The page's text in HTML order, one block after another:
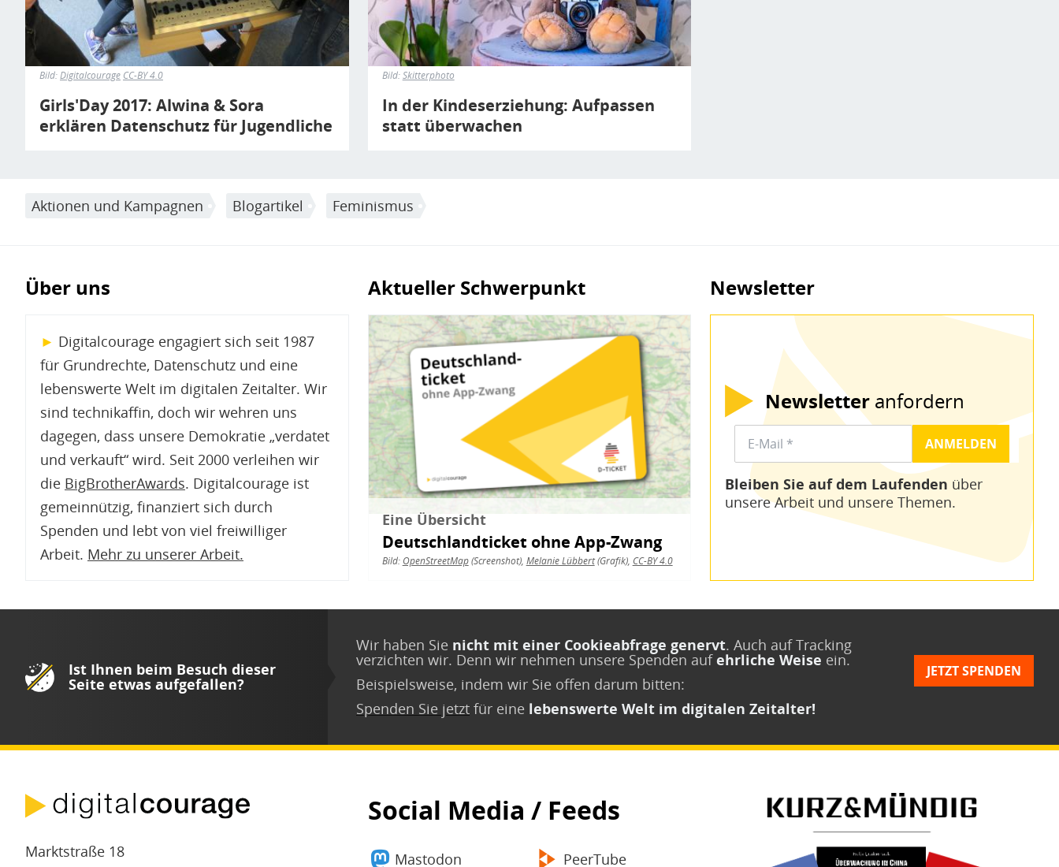
Bild:Digitalcourage CC-BY 4.0
Girls'Day 2017: Alwina & Sora
erklären Datenschutz für Jugendliche
Bild:Skitterphoto
In der Kindeserziehung: Aufpassen
statt überwachen
Aktionen und Kampagnen Blogartikel Feminismus
Über uns
► Digitalcourage engagiert sich seit 1987
für Grundrechte, Datenschutz und eine
lebenswerte Welt im digitalen Zeitalter. Wir
sind technikaffin, doch wir wehren uns
dagegen, dass unsere Demokratie „verdatet
und verkauft“ wird. Seit 2000 verleihen wir
die BigBrotherAwards. Digitalcourage ist
gemeinnützig, finanziert sich durch
Spenden und lebt von viel freiwilliger
Arbeit. Mehr zu unserer Arbeit.
Aktueller Schwerpunkt
Bild
Eine Übersicht
Deutschlandticket ohne App-Zwang
Bild: OpenStreetMap(Screenshot), Melanie Lübbert(Grafik), CC-BY 4.0
Newsletter
Newsletter anfordern
Bleiben Sie auf dem Laufenden über
unsere Arbeit und unsere Themen.
Ist Ihnen beim Besuch dieser
Seite etwas aufgefallen?
Wir haben Sie nicht mit einer Cookieabfrage genervt. Auch auf Tracking
verzichten wir. Denn wir nehmen unsere Spenden aufehrliche Weise ein.
Beispielsweise, indem wir Sie offen darum bitten:
Spenden Sie jetzt für eine lebenswerte Welt im digitalen Zeitalter!
JETZT SPENDEN
Marktstraße 18
Social Media / Feeds
Mastodon PeerTube